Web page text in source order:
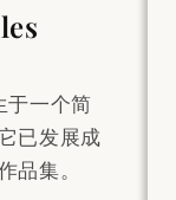
于一个简
已发展成
品集。